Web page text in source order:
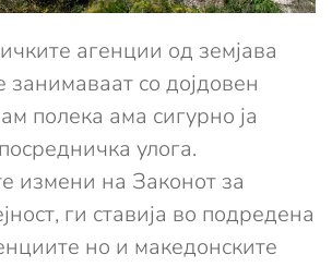
агенции од земјава
занимаваат со дојдовен
полека ама сигурно ја
улога.
измени на Законот за
ги ставија во подредена
но и македонските